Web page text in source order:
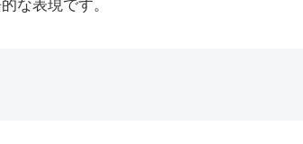
な表現です。